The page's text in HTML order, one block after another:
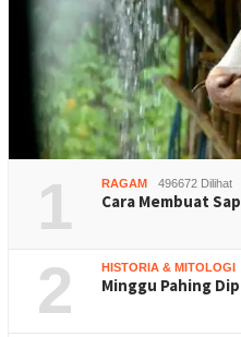
1 RAGAM 496672 Dilihat
Cara Membuat
2 HISTORIA & MITOLOGI
Minggu Pahing